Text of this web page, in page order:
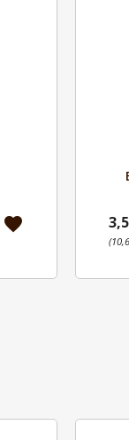
favorite